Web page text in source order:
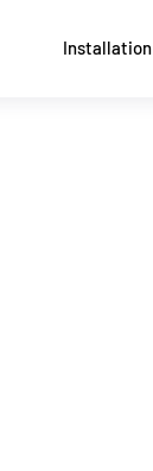
Installation